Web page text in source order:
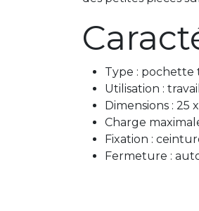
Type :
Utilisation :
Dimensions : 25
Charge
Fixation :
Fermeture :